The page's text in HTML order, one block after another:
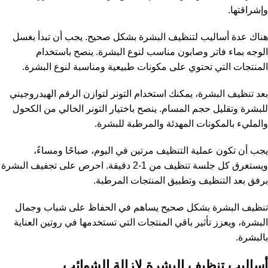
وإشراقتها.
هناك عدة أساليب لتنظيف البشرة بشكل صحيح. يجب أن تبدأ بغسل
الوجه بماء فاتر وصابون مناسب لنوع البشرة. ينصح باستخدام
المنتجات التي تحتوي على مكونات طبيعية ومناسبة لنوع البشرة.
بعد تنظيف البشرة، يمكنك استخدام التونر لتوازن الرقم الهيدروجيني
للبشرة وتقليل حجم المسام. ينصح باختيار التونر الخالي من الكحول
والمليء بالمكونات المهدئة والمرطبة للبشرة.
يجب أن تكون عملية التنظيف مرتين في اليوم، صباحًا ومساءً،
ويستغرق كل جلسة تنظيف من 1-2 دقيقة. احرص على تجفيف البشرة
برفق بعد التنظيف وتطبيق المنتجات المرطبة.
تنظيف البشرة بشكل صحيح يساهم في الحفاظ على شباب وجمال
البشرة، ويعزز تأثير باقي المنتجات التي تستخدمها في روتين العناية
بالبشرة.